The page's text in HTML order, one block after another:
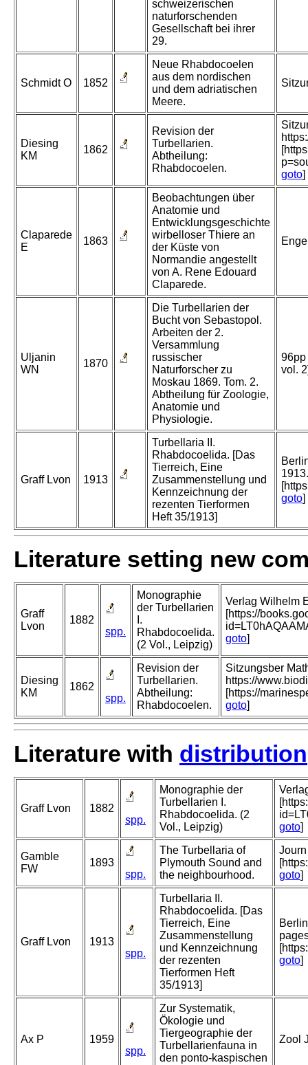
schweizerischen
naturforschenden
Gesellschaft bei ihrer
29.
Schmidt O 1852
Neue Rhabdocoelen
aus dem nordischen
und dem adriatischen
Meere.
Diesing
KM
1862
Revision der
Turbellarien.
Abtheilung:
Rhabdocoelen.
goto]
Claparede
E
1863
Beobachtungen über
Anatomie und
Entwicklungsgeschichte
wirbelloser Thiere an
der Küste von
Normandie angestellt
von A. Rene Edouard
Claparede.
Uljanin
WN
1870
Die Turbellarien der
Bucht von Sebastopol.
Arbeiten der 2.
Versammlung
russischer
Naturforscher zu
Moskau 1869. Tom. 2.
Abtheilung für Zoologie,
Anatomie und
Physiologie.
96pp
vol.
Graff Lvon 1913
Turbellaria II.
Rhabdocoelida. [Das
Tierreich, Eine
Zusammenstellung und
Kennzeichnung der
rezenten Tierformen
Heft 35/1913]
goto]
Literature setting new
Graff
Lvon
1882
spp.
Monographie
der Turbellarien
I.
Rhabdocoelida.
(2 Vol., Leipzig)
Verlag Wilhelm
[https://
goto]
Diesing
KM
1862
spp.
Revision der
Turbellarien.
Abtheilung:
Rhabdocoelen.
Sitzungsber
https://
[https://
goto]
Literature with distribution
Graff Lvon
1882
spp.
Monographie der
Turbellarien I.
Rhabdocoelida. (2
Vol., Leipzig)
goto]
Gamble
FW
1893
spp.
The Turbellaria of
Plymouth Sound and
the neighbourhood.
goto]
Graff Lvon
1913
spp.
Turbellaria II.
Rhabdocoelida. [Das
Tierreich, Eine
Zusammenstellung
und Kennzeichnung
der rezenten
Tierformen Heft
35/1913]
goto]
Ax P
1959
spp.
Zur Systematik,
Ökologie und
Tiergeographie der
Turbellarienfauna in
den ponto-kaspischen
Zool